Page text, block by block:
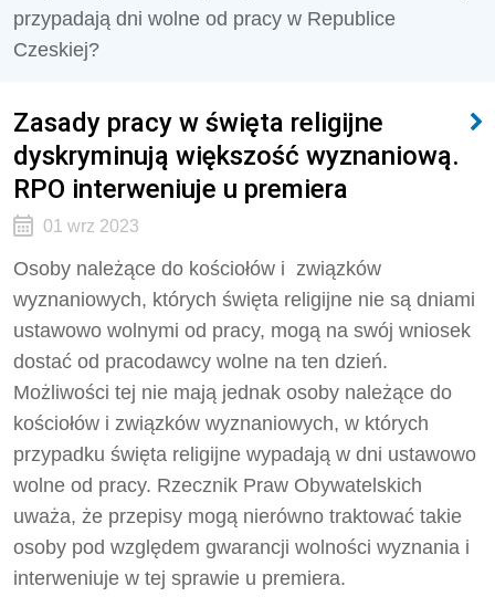
przypadają dni wolne od pracy w Republice
Czeskiej?
Zasady pracy w święta religijne
dyskryminują większość wyznaniową.
RPO interweniuje u premiera
01 wrz 2023
Osoby należące do kościołów i związków
wyznaniowych, których święta religijne nie są dniami
ustawowo wolnymi od pracy, mogą na swój wniosek
dostać od pracodawcy wolne na ten dzień.
Możliwości tej nie mają jednak osoby należące do
kościołów i związków wyznaniowych, w których
przypadku święta religijne wypadają w dni ustawowo
wolne od pracy. Rzecznik Praw Obywatelskich
uważa, że przepisy mogą nierówno traktować takie
osoby pod względem gwarancji wolności wyznania i
interweniuje w tej sprawie u premiera.